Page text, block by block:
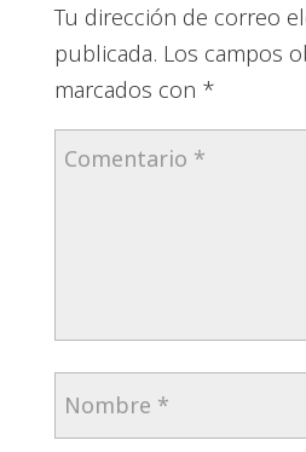
Tu dirección de correo
publicada. Los campos
marcados con *